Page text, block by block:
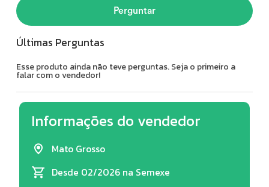
Perguntar
Últimas Perguntas
Esse produto ainda não teve perguntas. Seja o primeiro a
falar com o vendedor!
Informações do vendedor
Mato Grosso
Desde 02/2026 na Semexe